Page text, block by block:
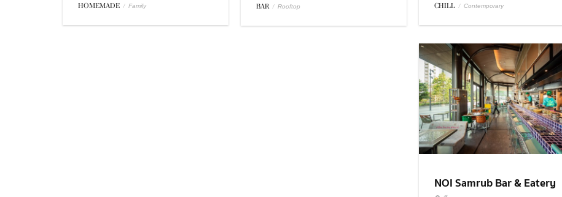
HOMEMADE / Family BAR / Rooftop CHILL / Contemporary
NOI Samrub Bar & Eatery